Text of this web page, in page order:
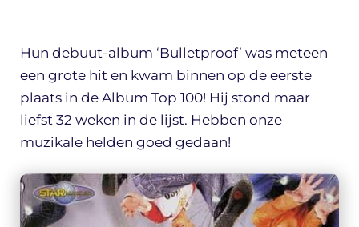
Hun debuut-album ‘Bulletproof’ was meteen
een grote hit en kwam binnen op de eerste
plaats in de Album Top 100! Hij stond maar
liefst 32 weken in de lijst. Hebben onze
muzikale helden goed gedaan!